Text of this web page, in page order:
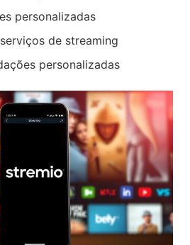
personalizadas
de streaming
personalizadas